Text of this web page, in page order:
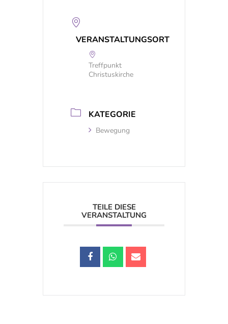
VERANSTALTUNGSORT
Treffpunkt
Christuskirche
KATEGORIE
Bewegung
TEILE DIESE
VERANSTALTUNG